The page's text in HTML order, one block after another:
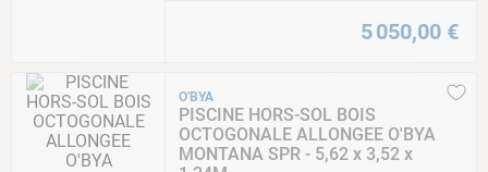
5050,00 €
O'BYA
PISCINE HORS-SOL BOIS
OCTOGONALE ALLONGEE O'BYA
MONTANA SPR - 5,62 x 3,52 x